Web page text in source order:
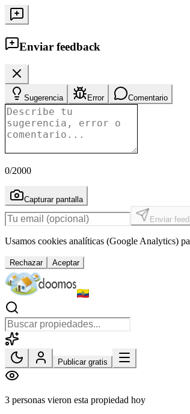
Enviar feedback
Sugerencia Error Comentario
0/2000
Capturar pantalla
Enviar
Usamos cookies analíticas (Google Analytics)
Rechazar Aceptar
Publicar gratis
3 personas vieron esta propiedad hoy